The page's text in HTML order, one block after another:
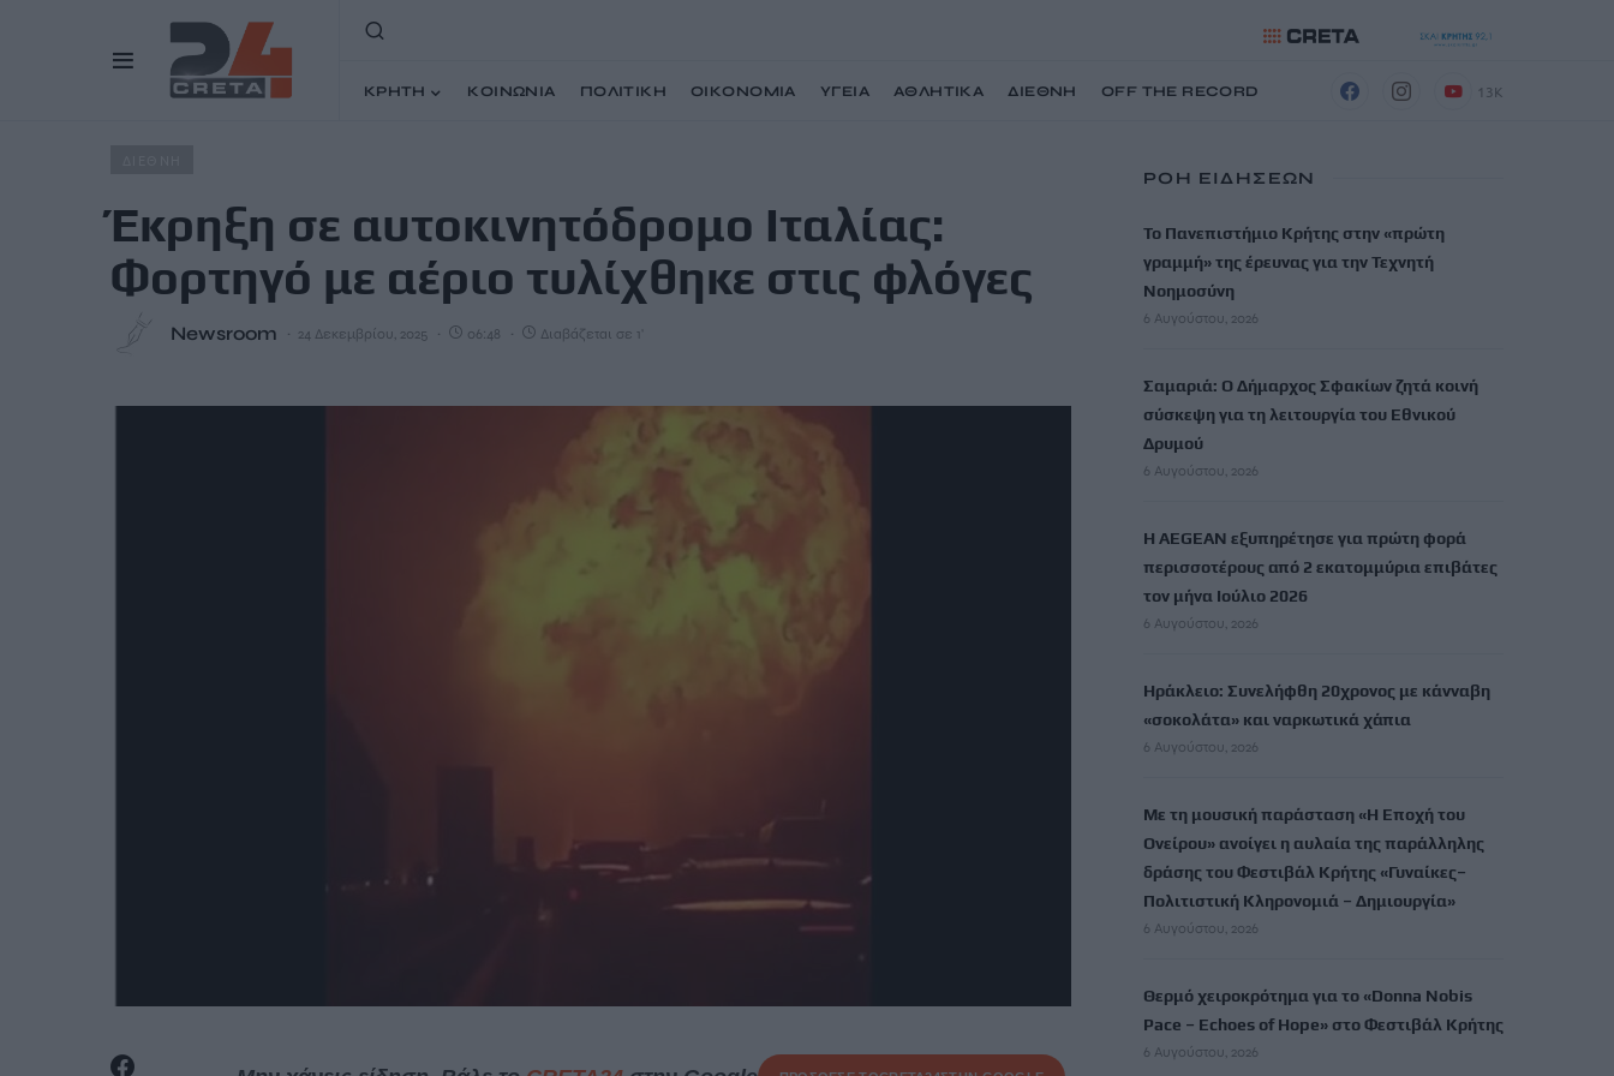
ΚΡΗΤΗ ΚΟΙΝΩΝΙΑ ΠΟΛΙΤΙΚΗ ΟΙΚΟΝΟΜΙΑ ΥΓΕΙΑ ΑΘΛΗΤΙΚΑ ΔΙΕΘΝΗ OFF THE RECORD 13K
Άρθρα Έκρηξη σε αυτοκινητόδρομο Ιταλίας: Φορτηγό με αέριο τυλίχθηκε στις φλόγες
Έκρηξη σε αυτοκινητόδρομο Ιταλίας:
Φορτηγό με αέριο τυλίχθηκε στις φλόγες
Newsroom 24 Δεκεμβρίου, 2025 06:48 Διαβάζεται σε 1'
ΡΟΗ ΕΙΔΗΣΕΩΝ
Το Πανεπιστήμιο Κρήτης στην «πρώτη
γραμμή» της έρευνας για την Τεχνητή
Νοημοσύνη
6 Αυγούστου, 2026
Σαμαριά: Ο Δήμαρχος Σφακίων ζητά κοινή
σύσκεψη για τη λειτουργία του Εθνικού
Δρυμού
6 Αυγούστου, 2026
Η AEGEAN εξυπηρέτησε για πρώτη φορά
περισσοτέρους από 2 εκατομμύρια επιβάτες
τον μήνα Ιούλιο 2026
6 Αυγούστου, 2026
Ηράκλειο: Συνελήφθη 20χρονος με κάνναβη
«σοκολάτα» και ναρκωτικά χάπια
6 Αυγούστου, 2026
Με τη μουσική παράσταση «Η Εποχή του
Ονείρου» ανοίγει η αυλαία της παράλληλης
δράσης του Φεστιβάλ Κρήτης «Γυναίκες–
Πολιτιστική Κληρονομιά – Δημιουργία»
6 Αυγούστου, 2026
Θερμό χειροκρότημα για το «Donna Nobis
Pace – Echoes of Hope» στο Φεστιβάλ Κρήτης
6 Αυγούστου, 2026